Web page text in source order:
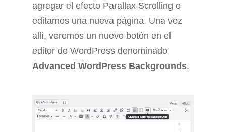
agregar el efecto Parallax Scrolling o
editamos una nueva página. Una vez
allí, veremos un nuevo botón en el
editor de WordPress denominado
Advanced WordPress Backgrounds.